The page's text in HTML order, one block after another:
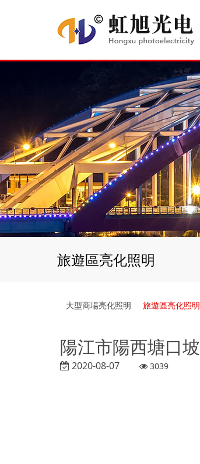
旅遊區亮化照明
大型商場亮化照明 旅遊區亮化照明
陽江市陽西塘口坡
2020-08-07 3039